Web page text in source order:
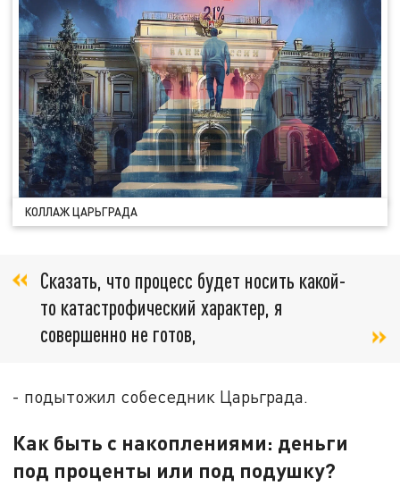
КОЛЛАЖ ЦАРЬГРАДА
Сказать, что процесс будет носить какой-
то катастрофический характер, я
совершенно не готов,
- подытожил собеседник Царьграда.
Как быть с накоплениями: деньги
под проценты или под подушку?